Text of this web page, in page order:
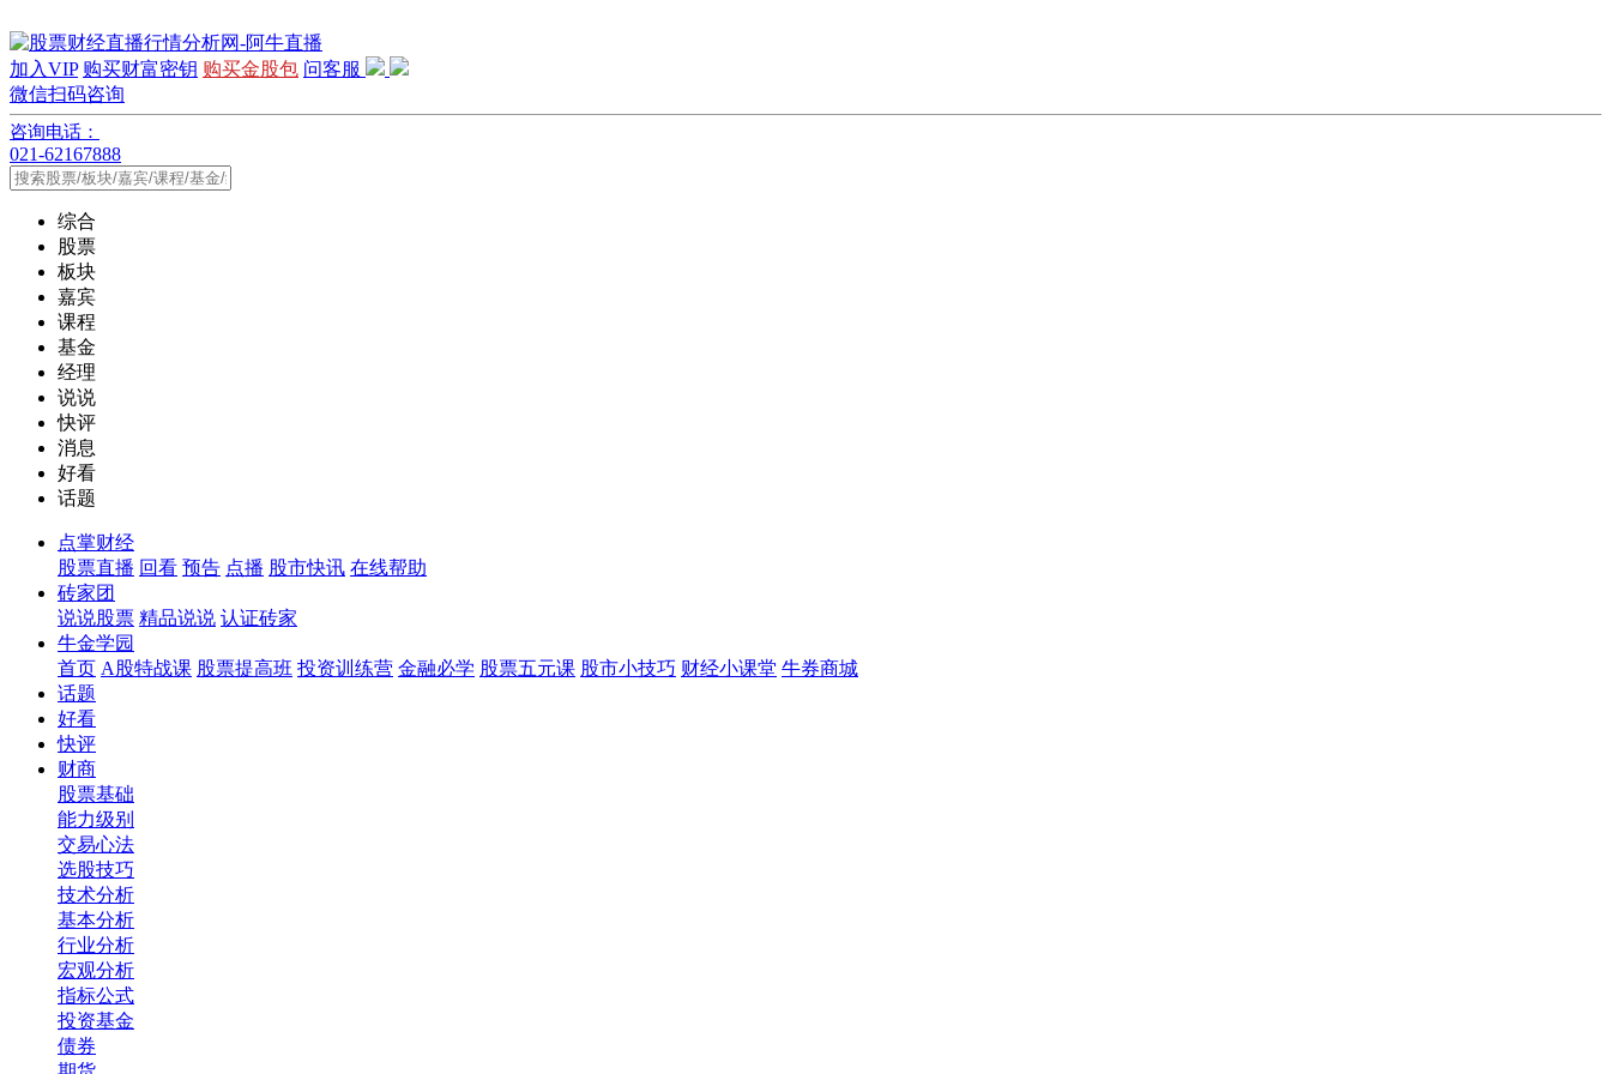
加入VIP 购买财富密钥 购买金股包 问客服
微信扫码咨询
咨询电话：
021-62167888
综合
股票
板块
嘉宾
课程
基金
经理
说说
快评
消息
好看
话题
点掌财经
股票直播 回看 预告 点播 股市快讯 在线帮助
砖家团
说说股票 精品说说 认证砖家
牛金学园
首页 A股特战课 股票提高班 投资训练营 金融必学 股票五元课 股市小技巧 财经小课堂 牛券商城
话题
好看
快评
财商
股票基础
能力级别
交易心法
选股技巧
技术分析
基本分析
行业分析
宏观分析
指标公式
投资基金
债券